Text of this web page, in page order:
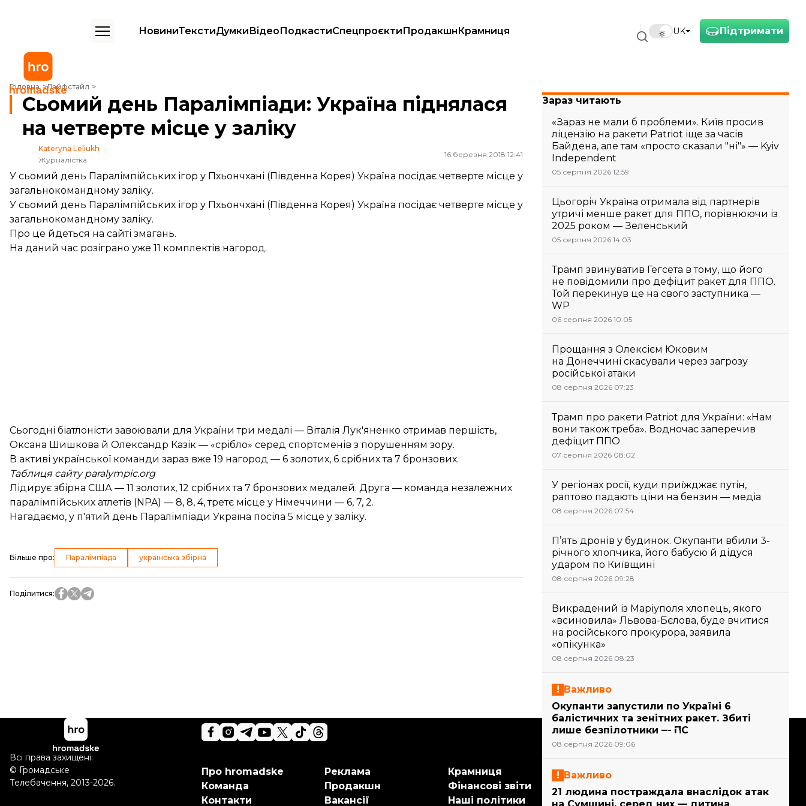
Підтримати
UK
НовиниТекстиДумкиВідеоПодкастиСпецпроєктиПродакшнКрамниця
Головна Лайфстайл
Сьомий день Паралімпіади: Україна піднялася на четверте місце у заліку
Сьомий день Паралімпіади: Україна піднялася
на четверте місце у заліку
Kateryna Leliukh
Журналістка
16 березня 2018 12:41
У сьомий день Паралімпійських ігор у Пхьончхані (Південна Корея) Україна посідає четверте місце у
загальнокомандному заліку.
У сьомий день Паралімпійських ігор у Пхьончхані (Південна Корея) Україна посідає четверте місце у
загальнокомандному заліку.
Про це йдеться на сайті змагань.
На даний час розіграно уже 11 комплектів нагород.
Сьогодні біатлоністи завоювали для України три медалі — Віталія Лук'яненко отримав першість,
Оксана Шишкова й Олександр Казік — «срібло» серед спортсменів з порушенням зору.
В активі української команди зараз вже 19 нагород — 6 золотих, 6 срібних та 7 бронзових.
Таблиця сайту paralympic.org
Лідирує збірна США — 11 золотих, 12 срібних та 7 бронзових медалей. Друга — команда незалежних
паралімпійських атлетів (NPA) — 8, 8, 4, третє місце у Німеччини — 6, 7, 2.
Нагадаємо, у п'ятий день Паралімпіади Україна посіла 5 місце у заліку.
Більше про: Паралімпіада українська збірна
Поділитися:
Зараз читають
«Зараз не мали б проблеми». Київ просив
ліцензію на ракети Patriot іще за часів
Байдена, але там «просто сказали "ні"» — Kyiv
Independent
05 серпня 2026 12:59
Цьогоріч Україна отримала від партнерів
утричі менше ракет для ППО, порівнюючи із
2025 роком — Зеленський
05 серпня 2026 14:03
Трамп звинуватив Гегсета в тому, що його
не повідомили про дефіцит ракет для ППО.
Той перекинув це на свого заступника —
WP
06 серпня 2026 10:05
Прощання з Олексієм Юковим
на Донеччині скасували через загрозу
російської атаки
08 серпня 2026 07:23
Трамп про ракети Patriot для України: «Нам
вони також треба». Водночас заперечив
дефіцит ППО
07 серпня 2026 08:02
У регіонах росії, куди приїжджає путін,
раптово падають ціни на бензин — медіа
08 серпня 2026 07:54
П’ять дронів у будинок. Окупанти вбили 3-
річного хлопчика, його бабусю й дідуся
ударом по Київщині
08 серпня 2026 09:28
Викрадений із Маріуполя хлопець, якого
«всиновила» Львова-Бєлова, буде вчитися
на російського прокурора, заявила
«опікунка»
08 серпня 2026 08:23
Важливо
Окупанти запустили по Україні 6
балістичних та зенітних ракет. Збиті
лише безпілотники — ПС
08 серпня 2026 09:06
Важливо
21 людина постраждала внаслідок атак
Підтримати
Ми працюємо для тебе та
завдяки тобі. Будь нашим
Про hromadske
Команда
Контакти
Реклама
Продакшн
Вакансії
Крамниця
Фінансові звіти
Наші політики
Всі права захищені:
© Громадське
Телебачення, 2013-2026.